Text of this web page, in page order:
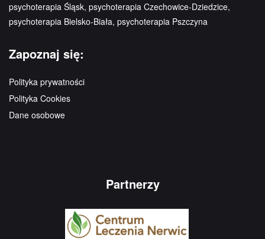
psychoterapia Śląsk, psychoterapia Czechowice-Dziedzice,
psychoterapia Bielsko-Biała, psychoterapia Pszczyna
Zapoznaj się:
Polityka prywatności
Polityka Cookies
Dane osobowe
Partnerzy